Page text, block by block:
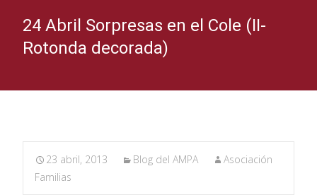
24 Abril Sorpresas en el Cole (II-
Rotonda decorada)
23 abril, 2013 Blog del AMPA
Asociación
Familias